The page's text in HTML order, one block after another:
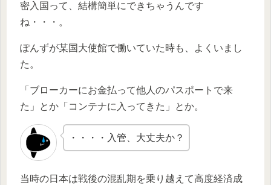
密入国って、結構簡単にできちゃうんです
ね・・・。
ぽんずが某国大使館で働いていた時も、よくいまし
た。
「ブローカーにお金払って他人のパスポートで来
た」とか「コンテナに入ってきた」とか。
・・・・入管、大丈夫か？
当時の日本は戦後の混乱期を乗り越えて高度経済成